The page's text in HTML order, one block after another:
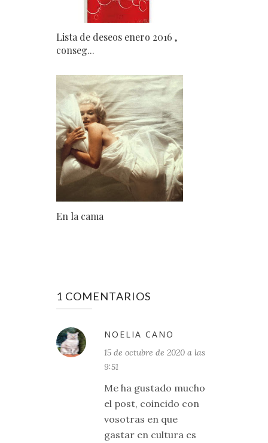
Lista de deseos enero 2016 ,
conseg...
En la cama
1 COMENTARIOS
NOELIA CANO
15 de octubre de 2020 a las
9:51
Me ha gustado mucho
el post, coincido con
vosotras en que
gastar en cultura es